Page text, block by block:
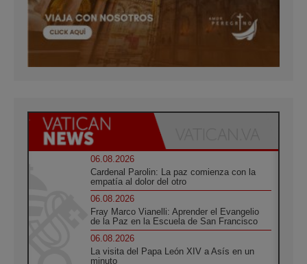
06.08.2026
Cardenal Parolin: La paz comienza con la
empatía al dolor del otro
06.08.2026
Fray Marco Vianelli: Aprender el Evangelio
de la Paz en la Escuela de San Francisco
06.08.2026
La visita del Papa León XIV a Asís en un
minuto